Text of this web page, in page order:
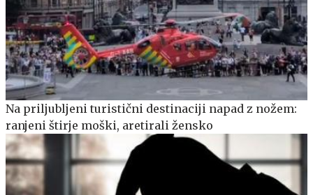
Na priljubljeni turistični destinaciji napad z nožem:
ranjeni štirje moški, aretirali žensko